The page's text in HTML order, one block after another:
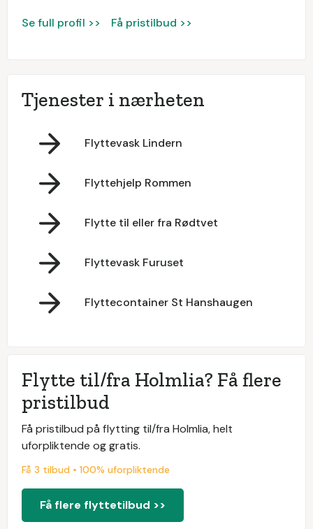
Se full profil >> Få pristilbud >>
Tjenester i nærheten
Flyttevask Lindern
Flyttehjelp Rommen
Flytte til eller fra Rødtvet
Flyttevask Furuset
Flyttecontainer St Hanshaugen
Flytte til/fra Holmlia? Få flere
pristilbud
Få pristilbud på flytting til/fra Holmlia, helt
uforpliktende og gratis.
Få 3 tilbud • 100% uforpliktende
Få flere flyttetilbud >>